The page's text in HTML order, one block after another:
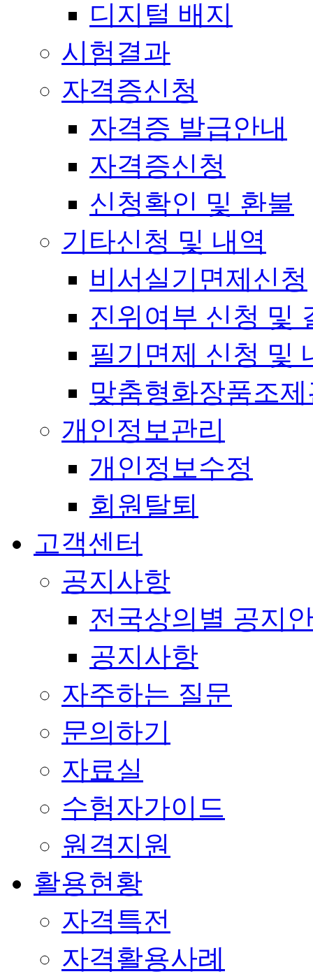
디지털 배지
시험결과
자격증신청
자격증 발급안내
자격증신청
신청확인 및 환불
기타신청 및 내역
비서실기면제신청
진위여부 신청 및
필기면제 신청 및
맞춤형화장품조
개인정보관리
개인정보수정
회원탈퇴
고객센터
공지사항
전국상의별 공지
공지사항
자주하는 질문
문의하기
자료실
수험자가이드
원격지원
활용현황
자격특전
자격활용사례